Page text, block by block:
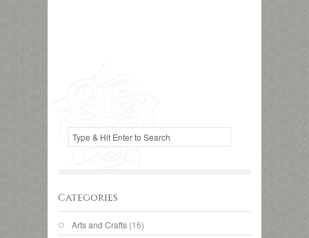
Categories
Arts and Crafts (16)